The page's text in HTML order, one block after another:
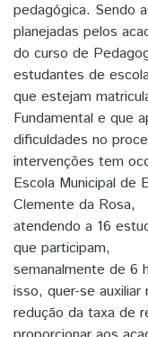
pedagógica. Sendo
planejadas pelos
do curso de
estudantes de
que estejam
Fundamental e que
dificuldades no
intervenções tem
Escola Municipal de
Clemente da Rosa,
atendendo a 16
que participam,
semanalmente de 6
isso, quer-se auxiliar
redução da taxa de